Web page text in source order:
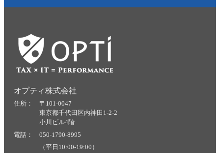
オプティ株式会社
住所： 〒101-0047
東京都千代田区内神田1-2-2
小川ビル4階
電話： 050-1790-8995
（平日10:00-19:00）